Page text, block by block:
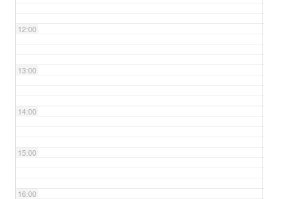
12:00
13:00
14:00
15:00
16:00